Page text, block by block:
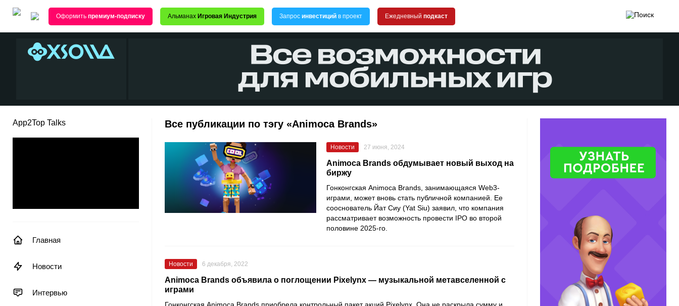
Оформить премиум-подписку Альманах Игровая Индустрия Запрос инвестиций в проект Ежедневный подкаст
App2Top Talks
Главная
Новости
Интервью
Все публикации по тэгу «Animoca Brands»
Новости 27 июня, 2024
Animoca Brands обдумывает новый выход на
биржу
Гонконгская Animoca Brands, занимающаяся Web3-
играми, может вновь стать публичной компанией. Ее
сооснователь Йат Сиу (Yat Siu) заявил, что компания
рассматривает возможность провести IPO во второй
половине 2025-го.
Новости 6 декабря, 2022
Animoca Brands объявила о поглощении Pixelynx — музыкальной метавселенной с
играми